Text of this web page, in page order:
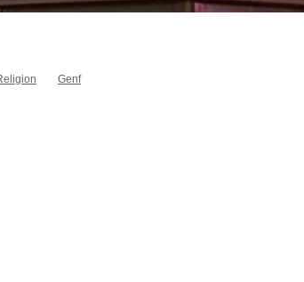
Genf